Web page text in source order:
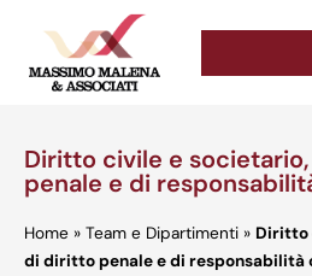
Diritto civile e
penale e di
Home » Team e Dipartimenti » Diritto
di diritto penale e di responsabilità